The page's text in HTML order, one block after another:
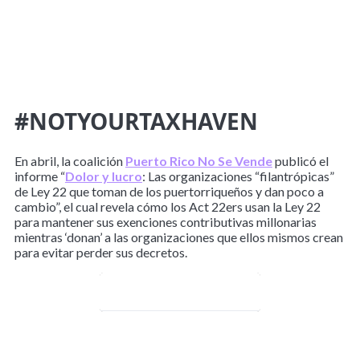
#NOTYOURTAXHAVEN
En abril, la coalición Puerto Rico No Se Vendepublicó el
informe “Dolor y lucro: Las organizaciones “filantrópicas”
de Ley 22 que toman de los puertorriqueños y dan poco a
cambio”, el cual revela cómo los Act 22ers usan la Ley 22
para mantener sus exenciones contributivas millonarias
mientras ‘donan’ a las organizaciones que ellos mismos crean
para evitar perder sus decretos.